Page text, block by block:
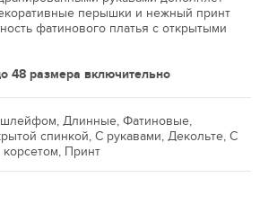
перышки и нежный принт
фатинового платья с открытыми
48 размера включительно
Длинные, Фатиновые,
спинкой, С рукавами, Декольте, С
Принт